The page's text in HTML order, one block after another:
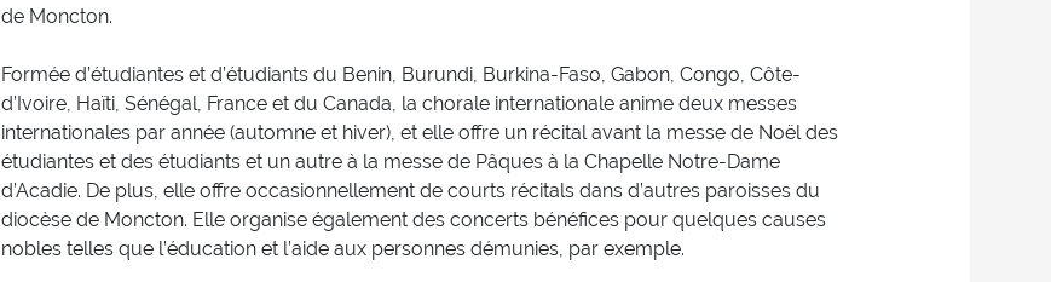
de Moncton.
Formée d’étudiantes et d’étudiants du Benin, Burundi, Burkina-Faso, Gabon, Congo, Côte-
d’Ivoire, Haïti, Sénégal, France et du Canada, la chorale internationale anime deux messes
internationales par année (automne et hiver), et elle offre un récital avant la messe de Noël des
étudiantes et des étudiants et un autre à la messe de Pâques à la Chapelle Notre-Dame
d’Acadie. De plus, elle offre occasionnellement de courts récitals dans d’autres paroisses du
diocèse de Moncton. Elle organise également des concerts bénéfices pour quelques causes
nobles telles que l’éducation et l’aide aux personnes démunies, par exemple.